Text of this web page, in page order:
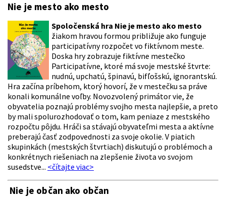
Nie je mesto ako mesto
Spoločenská hra Nie je mesto ako mesto
žiakom hravou formou približuje ako funguje
participatívny rozpočet vo fiktívnom meste.
Doska hry zobrazuje fiktívne mestečko
Participatívne, ktoré má svoje mestské štvrte:
nudnú, upchatú, špinavú, bifľošskú, ignorantskú.
Hra začína príbehom, ktorý hovorí, že v mestečku sa práve
konali komunálne voľby. Novozvolený primátor vie, že
obyvatelia poznajú problémy svojho mesta najlepšie, a preto
by mali spolurozhodovať o tom, kam peniaze z mestského
rozpočtu pôjdu. Hráči sa stávajú obyvateľmi mesta a aktívne
preberajú časť zodpovednosti za svoje okolie. V piatich
skupinkách (mestských štvrtiach) diskutujú o problémoch a
konkrétnych riešeniach na zlepšenie života vo svojom
susedstve... <čítajte viac>
Nie je občan ako občan